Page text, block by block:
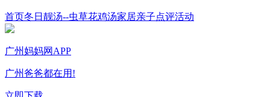
首页冬日靓汤--虫草花鸡汤家居亲子点评活动
广州妈妈网APP
广州爸爸都在用!